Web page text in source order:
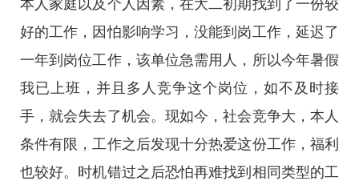
本人家庭以及个人因素，在大二初期找到了一份较
好的工作，因怕影响学习，没能到岗工作，延迟了
一年到岗位工作，该单位急需用人，所以今年暑假
我已上班，并且多人竞争这个岗位，如不及时接
手，就会失去了机会。现如今，社会竞争大，本人
条件有限，工作之后发现十分热爱这份工作，福利
也较好。时机错过之后恐怕再难找到相同类型的工